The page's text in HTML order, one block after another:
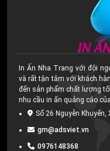
In Ấn Nha Trang với đội
và rất tận tâm với khách
đến sản phẩm chất lượng
nhu cầu in ấn quảng cáo
Số 26 Nguyễn
gm@adsviet.vn
0976148368